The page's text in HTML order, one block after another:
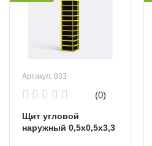
Артикул: 833
(0)
Щит угловой
наружный 0,5х0,5х3,3